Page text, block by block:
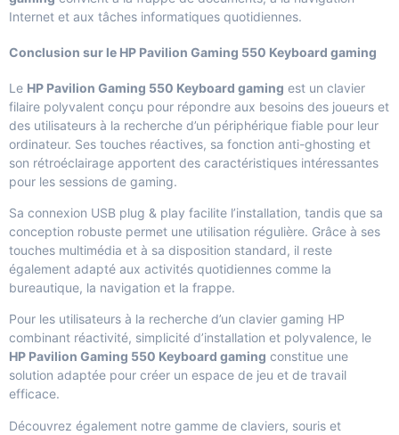
Internet et aux tâches informatiques quotidiennes.
Conclusion sur le HP Pavilion Gaming 550 Keyboard gaming
Le HP Pavilion Gaming 550 Keyboard gaming est un clavier
filaire polyvalent conçu pour répondre aux besoins des joueurs et
des utilisateurs à la recherche d’un périphérique fiable pour leur
ordinateur. Ses touches réactives, sa fonction anti-ghosting et
son rétroéclairage apportent des caractéristiques intéressantes
pour les sessions de gaming.
Sa connexion USB plug & play facilite l’installation, tandis que sa
conception robuste permet une utilisation régulière. Grâce à ses
touches multimédia et à sa disposition standard, il reste
également adapté aux activités quotidiennes comme la
bureautique, la navigation et la frappe.
Pour les utilisateurs à la recherche d’un clavier gaming HP
combinant réactivité, simplicité d’installation et polyvalence, le
HP Pavilion Gaming 550 Keyboard gaming constitue une
solution adaptée pour créer un espace de jeu et de travail
efficace.
Découvrez également notre gamme de claviers, souris et